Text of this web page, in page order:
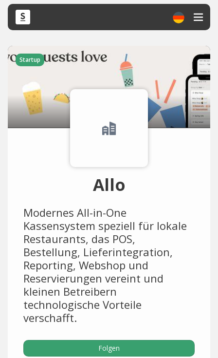
Startup
Allo
Modernes All-in-One
Kassensystem speziell für lokale
Restaurants, das POS,
Bestellung, Lieferintegration,
Reporting, Webshop und
Reservierungen vereint und
kleinen Betreibern
technologische Vorteile
verschafft.
Folgen